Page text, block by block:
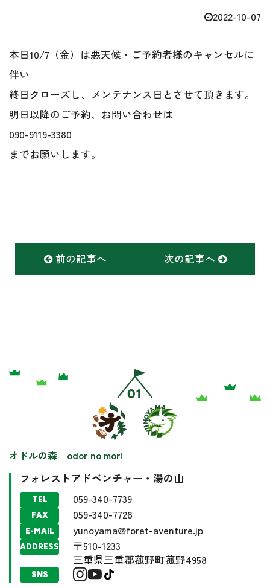
2022-10-07
本日10/7（金）は悪天候・ご予約者様のキャンセルに
伴い
終日クローズし、メンテナンス日とさせて頂きます。
明日以降のご予約、お問い合わせは
090-9119-3380
までお願いします。
前の記事へ 次の記事へ
オドルの森 odor no mori
フォレストアドベンチャー・湯の山
TEL 059-340-7739
FAX 059-340-7728
E-MAIL yunoyama@foret-aventure.jp
ADDRESS
〒510-1233
三重県三重郡菰野町菰野4958
SNS